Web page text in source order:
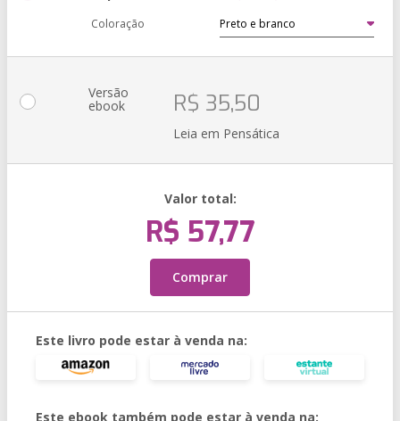
Coloração
Versão
ebook R$ 35,50
Leia em Pensática
Valor total:
R$ 57,77
Comprar
Este livro pode estar à venda na:
Este ebook também pode estar à venda na: